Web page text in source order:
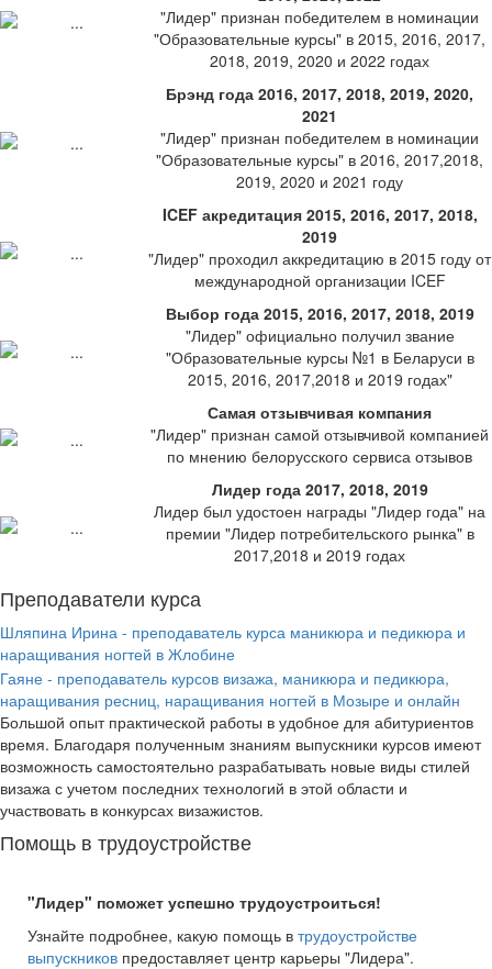
"Лидер" признан победителем в номинации
"Образовательные курсы" в 2015, 2016, 2017,
2018, 2019, 2020 и 2022 годах
Брэнд года 2016, 2017, 2018, 2019, 2020,
2021
"Лидер" признан победителем в номинации
"Образовательные курсы" в 2016, 2017,2018,
2019, 2020 и 2021 году
ICEF акредитация 2015, 2016, 2017, 2018,
2019
"Лидер" проходил аккредитацию в 2015 году от
международной организации ICEF
Выбор года 2015, 2016, 2017, 2018, 2019
"Лидер" официально получил звание
"Образовательные курсы №1 в Беларуси в
2015, 2016, 2017,2018 и 2019 годах"
Самая отзывчивая компания
"Лидер" признан самой отзывчивой компанией
по мнению белорусского сервиса отзывов
Лидер года 2017, 2018, 2019
Лидер был удостоен награды "Лидер года" на
премии "Лидер потребительского рынка" в
2017,2018 и 2019 годах
Преподаватели курса
Шляпина Ирина - преподаватель курса маникюра и педикюра и
наращивания ногтей в Жлобине
Гаяне - преподаватель курсов визажа, маникюра и педикюра,
наращивания ресниц, наращивания ногтей в Мозыре и онлайн
Большой опыт практической работы в удобное для абитуриентов
время. Благодаря полученным знаниям выпускники курсов имеют
возможность самостоятельно разрабатывать новые виды стилей
визажа с учетом последних технологий в этой области и
участвовать в конкурсах визажистов.
Помощь в трудоустройстве
"Лидер" поможет успешно трудоустроиться!
Узнайте подробнее, какую помощь в трудоустройстве
выпускников предоставляет центр карьеры "Лидера".